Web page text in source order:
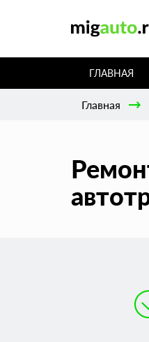
ГЛАВНАЯ
Главная